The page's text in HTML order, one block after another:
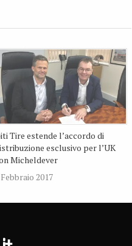
Tire estende l’accordo di
esclusivo per l’UK
Micheldever
2017